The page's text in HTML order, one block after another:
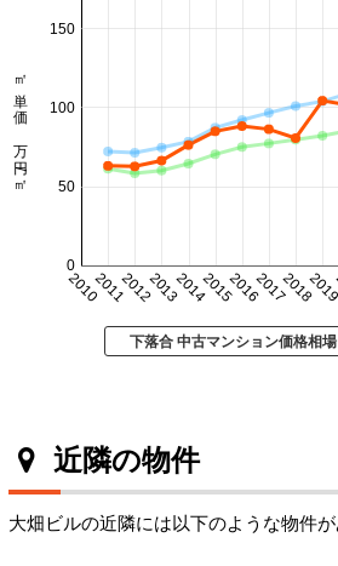
201020112012201320142015201620172018
0
50
100
150
㎡単価 万円/㎡
下落合 中古マンション価格相
近隣の物件
大畑ビルの近隣には以下のような物件が